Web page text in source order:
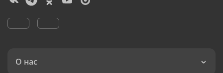
О нас